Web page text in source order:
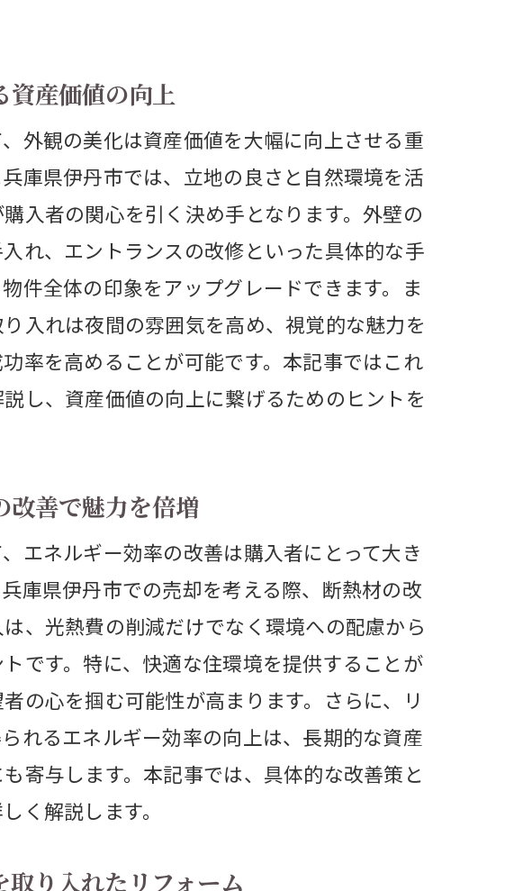
例
力
売却戦略
組み
改装
レンド
ア空間
提案
ム戦略
資産価値の向上
外観の美化は資産価値を大幅に向上させる重
庫県伊丹市では、立地の良さと自然環境を活
入者の関心を引く決め手となります。外壁の
れ、エントランスの改修といった具体的な手
件全体の印象をアップグレードできます。ま
入れは夜間の雰囲気を高め、視覚的な魅力を
率を高めることが可能です。本記事ではこれ
し、資産価値の向上に繋げるためのヒントを
改善で魅力を倍増
エネルギー効率の改善は購入者にとって大き
庫県伊丹市での売却を考える際、断熱材の改
、光熱費の削減だけでなく環境への配慮から
です。特に、快適な住環境を提供することが
の心を掴む可能性が高まります。さらに、リ
れるエネルギー効率の向上は、長期的な資産
寄与します。本記事では、具体的な改善策と
く解説します。
取り入れたリフォーム